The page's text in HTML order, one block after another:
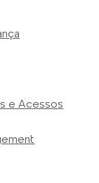
e Acessos